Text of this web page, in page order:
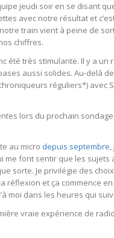
jeudi soir en se disant
avec notre résultat et
train vient à peine de
chiffres.
été très stimulante. Il y a
aussi solides. Au-delà
réguliers*) avec
lors du prochain
au micro depuis septembre
me font sentir que les
sorte. Je privilégie des
réflexion et ça commence
moi dans les heures qui
vraie expérience de